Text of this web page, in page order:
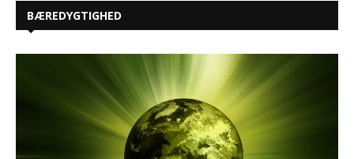
BÆREDYGTIGHED